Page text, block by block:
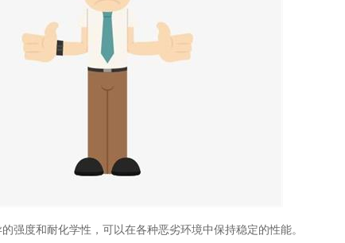
强度和耐化学性，可以在各种恶劣环境中保持稳定的性能。